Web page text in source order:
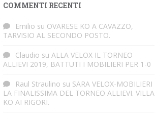
COMMENTI RECENTI
Emilio su OVARESE KO A CAVAZZO,
TARVISIO AL SECONDO POSTO.
Claudio su ALLA VELOX IL TORNEO
ALLIEVI 2019, BATTUTI I MOBILIERI PER 1-0
Raul Straulino su SARA VELOX-MOBILIERI
LA FINALISSIMA DEL TORNEO ALLIEVI. VILLA
KO AI RIGORI.